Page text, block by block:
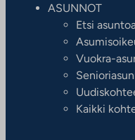
ASUNNOT
Etsi
Vuokra-
Kaikki